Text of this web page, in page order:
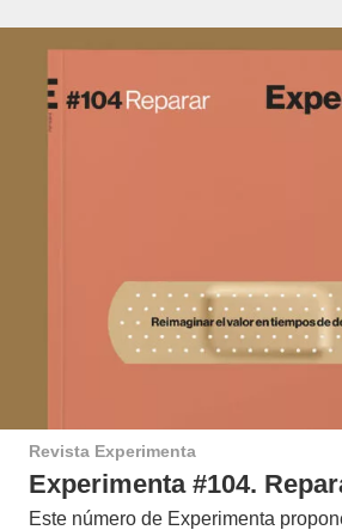
Revista Experimenta
Experimenta #104.
Este número de Experimenta